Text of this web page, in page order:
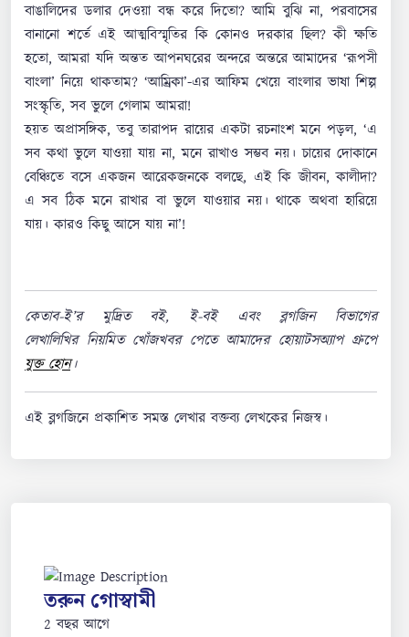
বাঙালিদের ডলার দেওয়া বন্ধ করে দিতো? আমি বুঝি না, পরবাসের
বানানো শর্তে এই আত্মবিস্মৃতির কি কোনও দরকার ছিল? কী ক্ষতি
হতো, আমরা যদি অন্তত আপনঘরের অন্দরে অন্তরে আমাদের ‘রূপসী
বাংলা’ নিয়ে থাকতাম? ‘আম্রিকা’-এর আফিম খেয়ে বাংলার ভাষা শিল্প
সংস্কৃতি, সব ভুলে গেলাম আমরা!
হয়ত অপ্রাসঙ্গিক, তবু তারাপদ রায়ের একটা রচনাংশ মনে পড়ল, ‘এ
সব কথা ভুলে যাওয়া যায় না, মনে রাখাও সম্ভব নয়। চায়ের দোকানে
বেঞ্চিতে বসে একজন আরেকজনকে বলছে, এই কি জীবন, কালীদা?
এ সব ঠিক মনে রাখার বা ভুলে যাওয়ার নয়। থাকে অথবা হারিয়ে
যায়। কারও কিছু আসে যায় না’!
কেতাব-ই’র মুদ্রিত বই, ই-বই এবং ব্লগজিন বিভাগের
লেখালিখির নিয়মিত খোঁজখবর পেতে আমাদের হোয়াটসঅ্যাপ গ্রুপে
যুক্ত হোন।
এই ব্লগজিনে প্রকাশিত সমস্ত লেখার বক্তব্য লেখকের নিজস্ব।
তরুন গোস্বামী
2 বছর আগে